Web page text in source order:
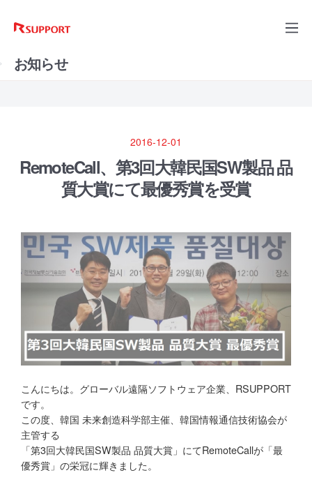
お知らせ
2016-12-01
RemoteCall、第3回大韓民国SW製品 品
質大賞にて最優秀賞を受賞
こんにちは。グローバル遠隔ソフトウェア企業、RSUPPORT
です。
この度、韓国 未来創造科学部主催、韓国情報通信技術協会が
主管する
「第3回大韓民国SW製品 品質大賞」にてRemoteCallが「最
優秀賞」の栄冠に輝きました。